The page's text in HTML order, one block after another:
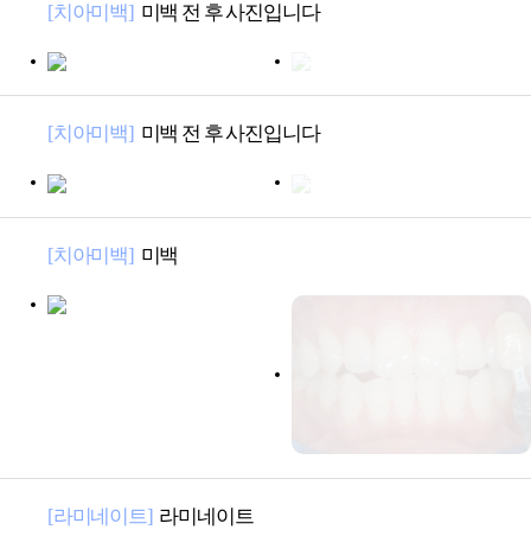
[치아미백] 미백 전 후 사진입니다
[치아미백] 미백 전 후 사진입니다
[치아미백]미백
[라미네이트] 라미네이트